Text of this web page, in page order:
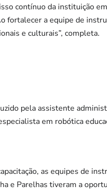
contínuo da instituição
fortalecer a equipe de
e culturais”, completa.
pela assistente
em robótica
as equipes de
e Parelhas tiveram a